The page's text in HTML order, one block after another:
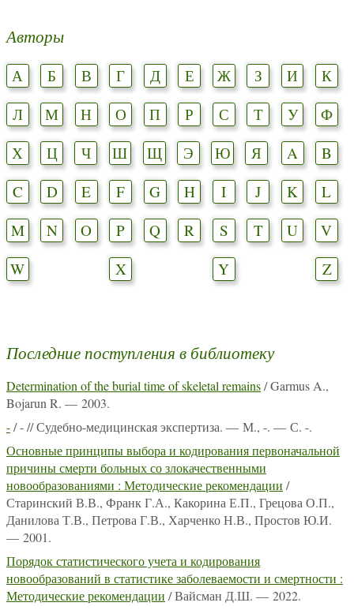
Авторы
А Б В Г Д Е Ж З И
К
Л
М Н О П Р С Т У
Ф
Х
Ц Ч Ш Щ Э Ю Я A
B
C
D E F G H I J K
L
M
N O P Q R S T U
V
W
X Y Z
Последние поступления в библиотеку
Determination of the burial time of skeletal remains/ Garmus A.,
Bojarun R. — 2003.
-/ - // Судебно-медицинская экспертиза. — М., -. — С. -.
Основные принципы выбора и кодирования первоначальной
причины смерти больных со злокачественными
новообразованиями : Методические рекомендации /
Старинский В.В., Франк Г.А., Какорина Е.П., Грецова О.П.,
Данилова Т.В., Петрова Г.В., Харченко Н.В., Простов Ю.И.
— 2001.
Порядок статистического учета и кодирования
новообразований в статистике заболеваемости и смертности :
Методические рекомендации / Вайсман Д.Ш. — 2022.